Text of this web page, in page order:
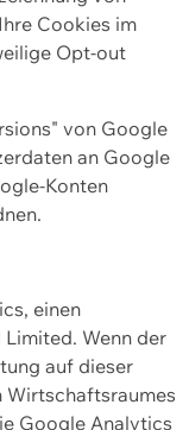
Cookies im
Opt-out
von Google
an Google
Konten
einen
Wenn der
auf dieser
Wirtschaftsraumes
Google Analytics